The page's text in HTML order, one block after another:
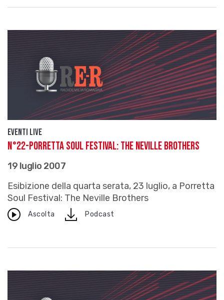
Eventi live
N°22-PORRETTA SOUL FESTIVAL: The Neville Brothers
19 luglio 2007
Esibizione della quarta serata, 23 luglio, a Porretta
Soul Festival: The Neville Brothers
Ascolta downloadPodcast